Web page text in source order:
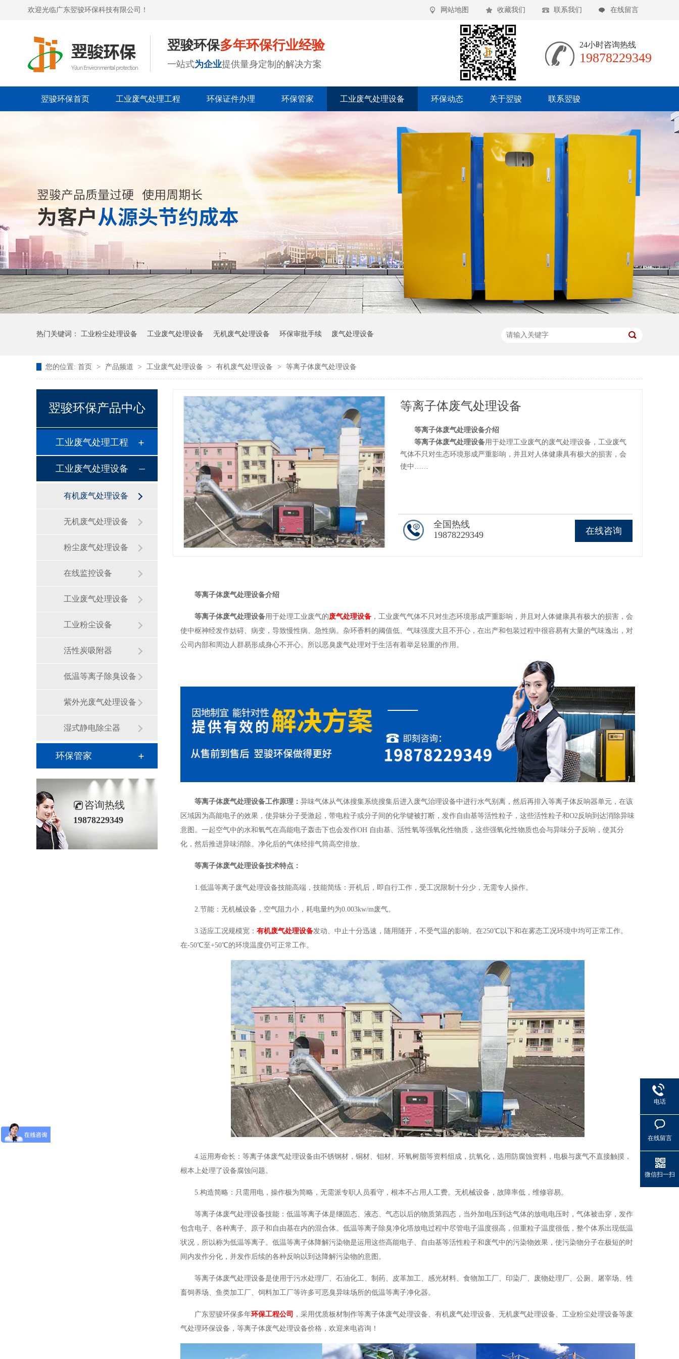
网站地图 收藏我们 联系我们 在线留言
欢迎光临广东翌骏环保科技有限公司！
翌骏环保多年环保行业经验
一站式为企业提供量身定制的解决方案
24小时咨询热线
19878229349
翌骏环保首页 工业废气处理工程 环保证件办理 环保管家 工业废气处理设备 环保动态 关于翌骏 联系翌骏
热门关键词： 工业粉尘处理设备 工业废气处理设备 无机废气处理设备 环保审批手续 废气处理设备
您的位置: 首页 > 产品频道 > 工业废气处理设备 > 有机废气处理设备 > 等离子体废气处理设备
翌骏环保产品中心
工业废气处理工程
工业废气处理设备
有机废气处理设备
无机废气处理设备
粉尘废气处理设备
在线监控设备
工业废气处理设备
工业粉尘设备
活性炭吸附器
低温等离子除臭设备
紫外光废气处理设备
湿式静电除尘器
环保管家
咨询热线
19878229349
1/1
等离子体废气处理设备
等离子体废气处理设备介绍
等离子体废气处理设备用于处理工业废气的废气处理设备，工业废气
气体不只对生态环境形成严重影响，并且对人体健康具有极大的损害，会
使中……
在线咨询
全国热线
19878229349
等离子体废气处理设备介绍
等离子体废气处理设备用于处理工业废气的废气处理设备 ，工业废气气体不只对生态环境形成严重影响，并且对人体健康具有极大的损害，会
使中枢神经发作妨碍、病变，导致慢性病、急性病。杂环香料的阈值低、气味强度大且不开心，在出产和包装过程中很容易有大量的气味逸出，对
公司内部和周边人群易形成身心不开心。所以恶臭废气处理对于生活有着举足轻重的作用。
等离子体废气处理设备工作原理： 异味气体从气体搜集系统搜集后进入废气治理设备中进行水气别离，然后再排入等离子体反响器单元，在该
区域因为高能电子的效果，使异昧分子受激起，带电粒子或分子间的化学键被打断，发作自由基等活性粒子，这些活性粒子和O2反响到达消除异味
意图。一起空气中的水和氧气在高能电子轰击下也会发作OH 自由基、活性氧等强氧化性物质，这些强氧化性物质也会与异味分子反响，使其分
化，然后推进异味消除。净化后的气体经排气筒高空排放。
等离子体废气处理设备技术特点：
1.低温等离子废气处理设备技能高端，技能简练：开机后，即自行工作，受工况限制十分少，无需专人操作。
2.节能：无机械设备，空气阻力小，耗电量约为0.003kw/m废气。
3.适应工况规模宽： 有机废气处理设备发动、中止十分迅速，随用随开，不受气温的影响。在250℃以下和在雾态工况环境中均可正常工作。
在-50℃至+50℃的环境温度仍可正常工作。
4.运用寿命长：等离子体废气处理设备由不锈钢材，铜材、钼材、环氧树脂等资料组成，抗氧化，选用防腐蚀资料，电极与废气不直接触摸，
根本上处理了设备腐蚀问题。
5.构造简略：只需用电，操作极为简略，无需派专职人员看守，根本不占用人工费。无机械设备，故障率低，维修容易。
等离子体废气处理设备技能：低温等离子体是继固态、液态、气态以后的物质第四态，当外加电压到达气体的放电电压时，气体被击穿，发作
包含电子、各种离子、原子和自由基在内的混合体。低温等离子除臭净化塔放电过程中尽管电子温度很高，但重粒子温度很低，整个体系出现低温
状况，所以称为低温等离子。低温等离子体降解污染物是运用这些高能电子、自由基等活性粒子和废气中的污染物效果，使污染物分子在极短的时
间内发作分化，并发作后续的各种反响以到达降解污染物的意图。
等离子体废气处理设备是使用于污水处理厂、石油化工、制药、皮革加工、感光材料、食物加工厂、印染厂、废物处理厂、公厕、屠宰场、牲
畜饲养场、鱼类加工厂、饲料加工厂等许多可恶臭异味场所的低温等离子净化器。
广东翌骏环保多年环保工程公司 ，采用优质板材制作等离子体废气处理设备、有机废气处理设备、无机废气处理设备、工业粉尘处理设备等废
气处理环保设备，等离子体废气处理设备价格，欢迎来电咨询！
电话
在线留言
微信扫一扫